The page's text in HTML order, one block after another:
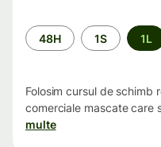
Perioada
48H 1S 1L
Folosim cursul de schimb
comerciale mascate care
multe